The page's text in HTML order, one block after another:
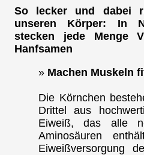
So lecker und dabei
unseren Körper: In
stecken jede Menge
Hanfsamen
» Machen Muskeln
Die Körnchen
Drittel aus
Eiweiß, das alle
Aminosäuren
Eiweißversorgung